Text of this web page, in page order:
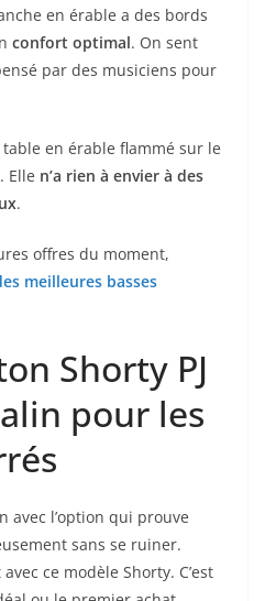
en érable a des bords
confort optimal. On sent
par des musiciens pour
en érable flammé sur le
Elle n’a rien à envier à des
.
offres du moment,
meilleures basses
Shorty PJ
pour les
avec l’option qui prouve
sans se ruiner.
ce modèle Shorty. C’est